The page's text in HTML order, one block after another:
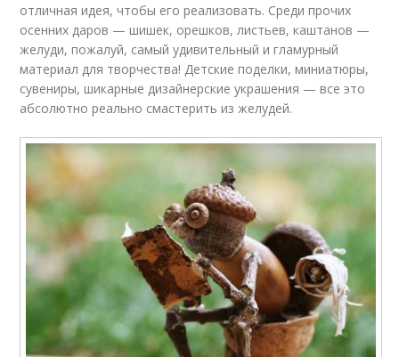
отличная идея, чтобы его реализовать. Среди прочих
осенних даров — шишек, орешков, листьев, каштанов —
желуди, пожалуй, самый удивительный и гламурный
материал для творчества! Детские поделки, миниатюры,
сувениры, шикарные дизайнерские украшения — все это
абсолютно реально смастерить из желудей.